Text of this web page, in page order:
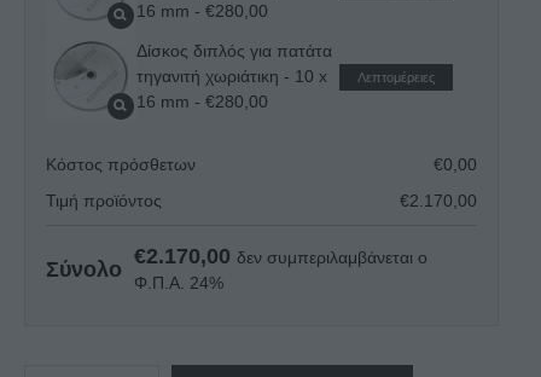
Δίσκος κοπής - 8 mm- €120,00
16 mm - €280,00
Δίσκος διπλός για πατάτα
τηγανιτή χωριάτικη - 10 x
16 mm - €280,00
Λεπτομέρειες
Κόστος πρόσθετων €0,00
Τιμή προϊόντος
€2.170,00
Σύνολο
€2.170,00 δεν συμπεριλαμβάνεται ο
Φ.Π.Α. 24%